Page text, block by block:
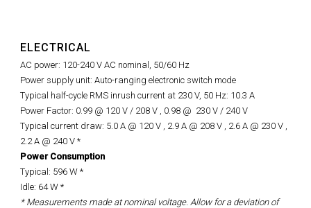
ELECTRICAL
AC power: 120-240 V AC nominal, 50/60 Hz
Power supply unit: Auto-ranging electronic switch mode
Typical half-cycle RMS inrush current at 230 V, 50 Hz: 10.3 A
Power Factor: 0.99 @ 120 V / 208 V , 0.98 @ 230 V / 240 V
Typical current draw: 5.0 A @ 120 V , 2.9 A @ 208 V , 2.6 A @ 230 V ,
2.2 A @ 240 V *
Power Consumption
Typical: 596 W *
Idle: 64 W *
* Measurements made at nominal voltage. Allow for a deviation of